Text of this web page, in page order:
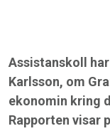
Assistanskoll
Karlsson, om
ekonomin kring
Rapporten visar